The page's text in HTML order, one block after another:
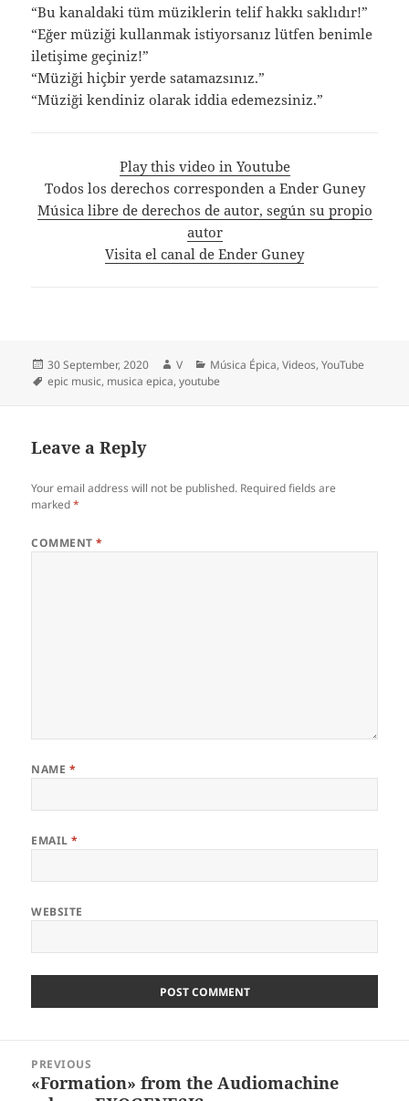
“Bu kanaldaki tüm müziklerin telif hakkı saklıdır!”
“Eğer müziği kullanmak istiyorsanız lütfen benimle
iletişime geçiniz!”
“Müziği hiçbir yerde satamazsınız.”
“Müziği kendiniz olarak iddia edemezsiniz.”
Play this video in Youtube
Todos los derechos corresponden a Ender Guney
Música libre de derechos de autor, según su propio
autor
Visita el canal de Ender Guney
Posted
on
30 September, 2020 Author
V Categories
Música Épica,Videos,YouTube
Tags
epic music, musica epica,youtube
Leave a Reply
Your email address will not be published. Required fields are
marked*
COMMENT*
NAME *
EMAIL*
WEBSITE
navigation
PREVIOUS
Previous
«Formation» from the Audiomachine